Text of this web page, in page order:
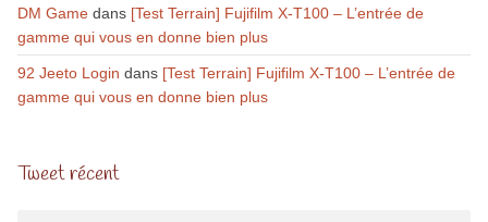
DM Gamedans [Test Terrain] Fujifilm X-T100 – L’entrée de
gamme qui vous en donne bien plus
92 Jeeto Login dans [Test Terrain] Fujifilm X-T100 – L’entrée de
gamme qui vous en donne bien plus
Tweet récent